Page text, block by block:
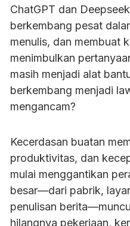
ChatGPT dan
berkembang pesat
menulis, dan membuat
menimbulkan
masih menjadi alat
berkembang menjadi
mengancam?
Kecerdasan buatan
produktivitas, dan
mulai menggantikan
besar—dari pabrik,
penulisan
hilangnya pekerjaan,